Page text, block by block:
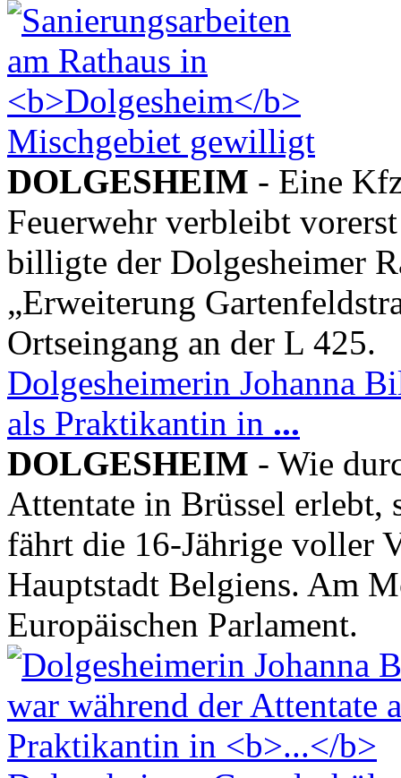
Mischgebiet gewilligt
DOLGESHEIM - Eine
Feuerwehr verbleibt
billigte der Dolgesheimer
„Erweiterung
Ortseingang an der L 425.
Dolgesheimerin Johanna
als Praktikantin in ...
DOLGESHEIM - Wie
Attentate in Brüssel erlebt,
fährt die 16-Jährige voller
Hauptstadt Belgiens. Am
Europäischen Parlament.